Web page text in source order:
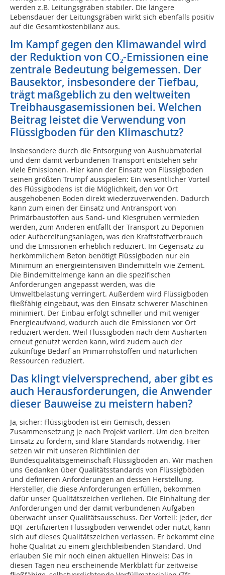
werden z.B. Leitungsgräben stabiler. Die längere
Lebensdauer der Leitungsgräben wirkt sich ebenfalls positiv
auf die Gesamtkostenbilanz aus.
Im Kampf gegen den Klimawandel wird
der Reduktion von CO₂-Emissionen eine
zentrale Bedeutung beigemessen. Der
Bausektor, insbesondere der Tiefbau,
trägt maßgeblich zu den weltweiten
Treibhausgasemissionen bei. Welchen
Beitrag leistet die Verwendung von
Flüssigboden für den Klimaschutz?
Insbesondere durch die Entsorgung von Aushubmaterial
und dem damit verbundenen Transport entstehen sehr
viele Emissionen. Hier kann der Einsatz von Flüssigboden
seinen größten Trumpf ausspielen: Ein wesentlicher Vorteil
des Flüssigbodens ist die Möglichkeit, den vor Ort
ausgehobenen Boden direkt wiederzuverwenden. Dadurch
kann zum einen der Einsatz und Antransport von
Primärbaustoffen aus Sand- und Kiesgruben vermieden
werden, zum Anderen entfällt der Transport zu Deponien
oder Aufbereitungsanlagen, was den Kraftstoffverbrauch
und die Emissionen erheblich reduziert. Im Gegensatz zu
herkömmlichem Beton benötigt Flüssigboden nur ein
Minimum an energieintensiven Bindemitteln wie Zement.
Die Bindemittelmenge kann an die spezifischen
Anforderungen angepasst werden, was die
Umweltbelastung verringert. Außerdem wird Flüssigboden
fließfähig eingebaut, was den Einsatz schwerer Maschinen
minimiert. Der Einbau erfolgt schneller und mit weniger
Energieaufwand, wodurch auch die Emissionen vor Ort
reduziert werden. Weil Flüssigboden nach dem Aushärten
erneut genutzt werden kann, wird zudem auch der
zukünftige Bedarf an Primärrohstoffen und natürlichen
Ressourcen reduziert.
Das klingt vielversprechend, aber gibt es
auch Herausforderungen, die Anwender
dieser Bauweise zu meistern haben?
Ja, sicher: Flüssigboden ist ein Gemisch, dessen
Zusammensetzung je nach Projekt variiert. Um den breiten
Einsatz zu fördern, sind klare Standards notwendig. Hier
setzen wir mit unseren Richtlinien der
Bundesqualitätsgemeinschaft Flüssigböden an. Wir machen
uns Gedanken über Qualitätsstandards von Flüssigböden
und definieren Anforderungen an dessen Herstellung.
Hersteller, die diese Anforderungen erfüllen, bekommen
dafür unser Qualitätszeichen verliehen. Die Einhaltung der
Anforderungen und der damit verbundenen Aufgaben
überwacht unser Qualitätsausschuss. Der Vorteil: jeder, der
BQF-zertifizierten Flüssigboden verwendet oder nutzt, kann
sich auf dieses Qualitätszeichen verlassen. Er bekommt eine
hohe Qualität zu einem gleichbleibenden Standard. Und
erlauben Sie mir noch einen aktuellen Hinweis: Das in
diesen Tagen neu erscheinende Merkblatt für zeitweise